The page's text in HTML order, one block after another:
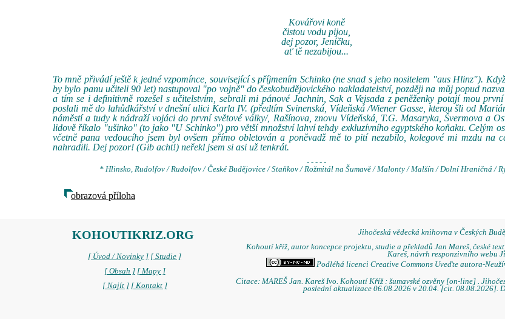
Kovářovi koně
čistou vodu pijou,
dej pozor, Jeníčku,
ať tě nezabijou...
To mně přivádí ještě k jedné vzpomínce, související s příjmením Schinko (ne snad s jeho nositelem "aus Hlinz").
by bylo panu učiteli 90 let) nastupoval "po vojně" do českobudějovického nakladatelství, později na můj popud
a tím se i definitivně rozešel s učitelstvím, sebrali mi pánové Jachnin, Sak a Vejsada z peněženky potají mou
poslali mě do lahůdkářství v dnešní ulici Karla IV. (předtím Svinenská, Vídeňská /Wiener Gasse, kterou šli od
náměstí a tudy k nádraží vojáci do první světové války/, Rašínova, znovu Vídeňská, T.G. Masaryka, Švermova a
lidově říkalo "ušinko" (to jako "U Schinko") pro větší množství lahví tehdy exkluzívního egyptského koňaku. Celým
včetně pana vedoucího jsem byl ovšem přímo obletován a poněvadž mě to pití nezabilo, kolegové mi mzdu na
nahradili. Dej pozor! (Gib acht!) neřekl jsem si asi už tenkrát.
- - - - -
* Hlinsko, Rudolfov / Rudolfov / České Budějovice / Staňkov / Rožmitál na Šumavě / Malonty / Malšín / Dolní Hraničná /
obrazová příloha
KOHOUTIKRIZ.ORG
[ Úvod / Novinky ] [ Studie ]
[ Obsah ] [ Mapy ]
[ Najít ] [ Kontakt ]
Jihočeská vědecká knihovna v Českých
Kohoutí kříž, autor koncepce projektu, studie a překladů Jan Mareš, české
Kareš, návrh responzivního webu
Podléhá licenci Creative Commons Uveďte autora-
Citace: MAREŠ Jan. Kareš Ivo. Kohoutí Kříž : šumavské ozvěny [on-line] .
poslední aktualizace 06.08.2026 v 20.04. [cit. 08.08.2026].